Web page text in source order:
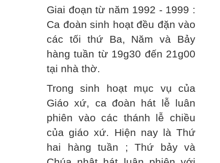
Giai đoạn từ năm 1992 - 1999 :
Ca đoàn sinh hoạt đều đặn vào
các tối thứ Ba, Năm và Bảy
hàng tuần từ 19g30 đến 21g00
tại nhà thờ.
Trong sinh hoạt mục vụ của
Giáo xứ, ca đoàn hát lễ luân
phiên vào các thánh lễ chiều
của giáo xứ. Hiện nay là Thứ
hai hàng tuần ; Thứ bảy và